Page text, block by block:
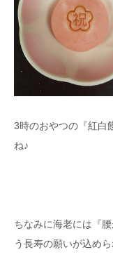
3時のおやつの『紅白
ね♪
ちなみに海老には『
う長寿の願いが込めら